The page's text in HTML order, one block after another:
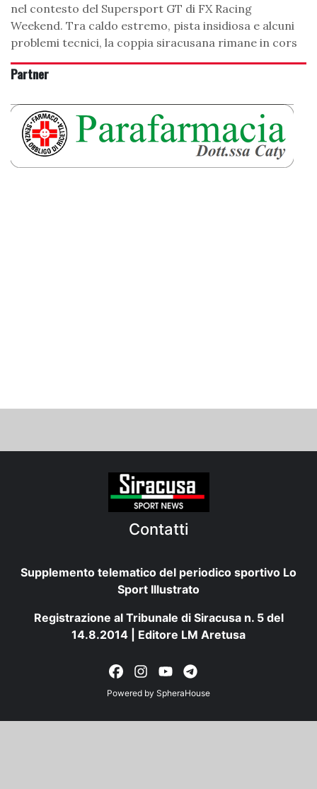
nel contesto del Supersport GT di FX Racing
Weekend. Tra caldo estremo, pista insidiosa e alcuni
problemi tecnici, la coppia siracusana rimane in cors
Partner
Contatti
Supplemento telematico del periodico sportivo Lo
Sport Illustrato
Registrazione al Tribunale di Siracusa n. 5 del
14.8.2014 | Editore LM Aretusa
Powered by SpheraHouse